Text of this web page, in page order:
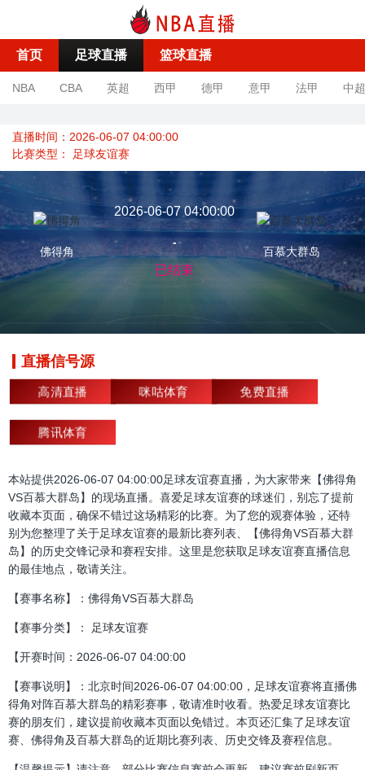
首页 足球直播 篮球直播
NBA CBA 英超 西甲 德甲 意甲 法甲 中超
直播时间：2026-06-07 04:00:00
比赛类型： 足球友谊赛
佛得角
2026-06-07 04:00:00
-
已结束
百慕大群岛
直播信号源
高清直播 咪咕体育 免费直播
腾讯体育
本站提供2026-06-07 04:00:00足球友谊赛直播，为大家带来【佛得角
VS百慕大群岛】的现场直播。喜爱足球友谊赛的球迷们，别忘了提前
收藏本页面，确保不错过这场精彩的比赛。为了您的观赛体验，还特
别为您整理了关于足球友谊赛的最新比赛列表、【佛得角VS百慕大群
岛】的历史交锋记录和赛程安排。这里是您获取足球友谊赛直播信息
的最佳地点，敬请关注。
【赛事名称】：佛得角VS百慕大群岛
【赛事分类】： 足球友谊赛
【开赛时间：2026-06-07 04:00:00
【赛事说明】：北京时间2026-06-07 04:00:00，足球友谊赛将直播佛
得角对阵百慕大群岛的精彩赛事，敬请准时收看。热爱足球友谊赛比
赛的朋友们，建议提前收藏本页面以免错过。本页还汇集了足球友谊
赛、佛得角及百慕大群岛的近期比赛列表、历史交锋及赛程信息。